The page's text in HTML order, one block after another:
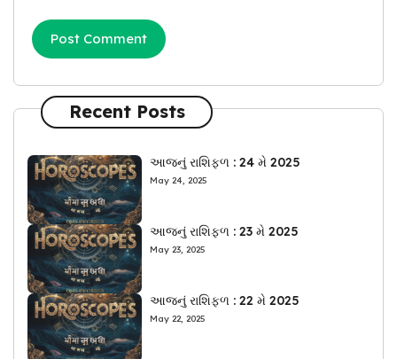
Recent Posts
આજનું રાશિફળ : 24 મે 2025
May 24, 2025
આજનું રાશિફળ : 23 મે 2025
May 23, 2025
આજનું રાશિફળ : 22 મે 2025
May 22, 2025